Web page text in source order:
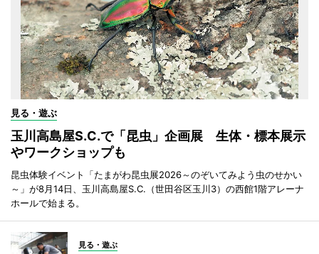
見る・遊ぶ
玉川高島屋S.C.で「昆虫」企画展 生体・標本展示
やワークショップも
昆虫体験イベント「たまがわ昆虫展2026～のぞいてみよう虫のせかい
～」が8月14日、玉川高島屋S.C.（世田谷区玉川3）の西館1階アレーナ
ホールで始まる。
見る・遊ぶ